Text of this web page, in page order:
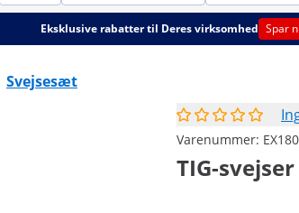
Eksklusive rabatter til Deres virksomhed Spar
Svejsesæt
Varenummer:
TIG-